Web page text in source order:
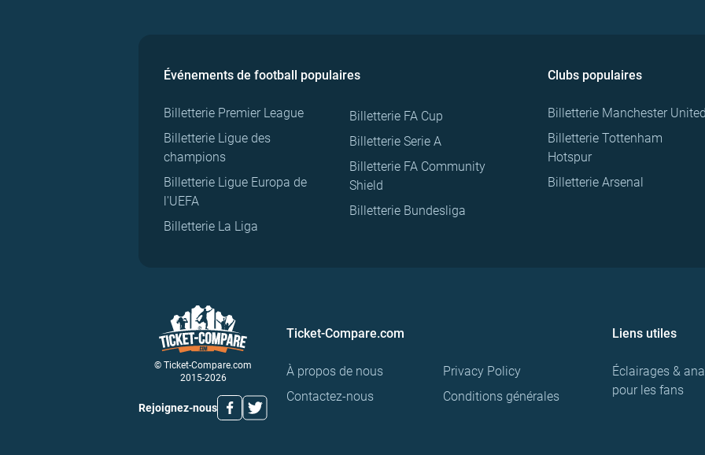
Événements de football populaires
Billetterie Premier League
Billetterie Ligue des
champions
Billetterie Ligue Europa de
l'UEFA
Billetterie La Liga
Billetterie FA Cup
Billetterie Serie A
Billetterie FA Community
Shield
Billetterie Bundesliga
Clubs populaires
Billetterie Manchester
Billetterie Tottenham
Hotspur
Billetterie Arsenal
© Ticket-Compare.com
2015-2026
Rejoignez-nous
Ticket-Compare.com
À propos de nous
Contactez-nous
Privacy Policy
Conditions générales
Liens utiles
Éclairages &
pour les fans